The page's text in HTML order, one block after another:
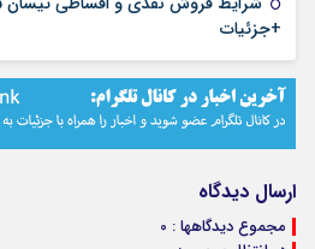
+جزئیات
ارسال دیدگاه
مجموع دیدگاهها : 0